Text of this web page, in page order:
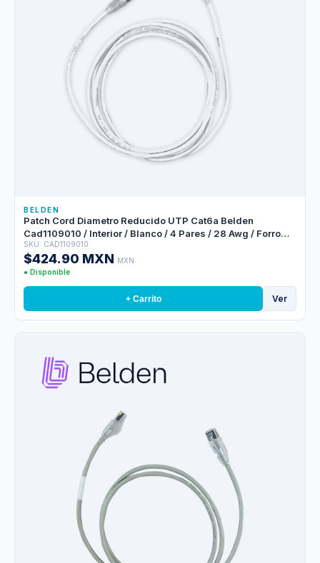
BELDEN
Patch Cord Diametro Reducido UTP Cat6a Belden
Cad1109010 / Interior / Blanco / 4 Pares / 28 Awg / Forro
Pvc / Cmr / 10 Pies 3 Metros
SKU: CAD1109010
$424.90 MXN MXN
● Disponible
+ Carrito Ver